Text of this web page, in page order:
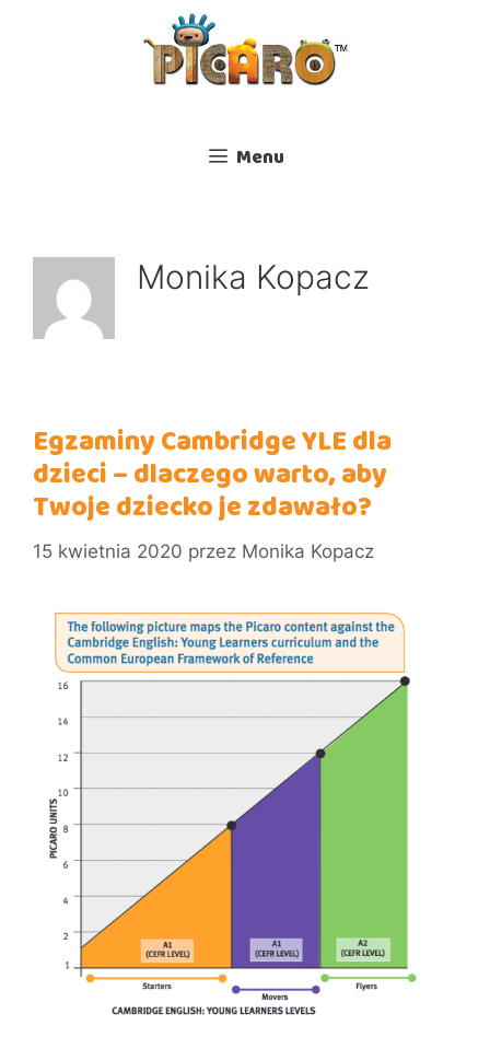
Menu
Monika Kopacz
Egzaminy Cambridge YLE dla
dzieci – dlaczego warto, aby
Twoje dziecko je zdawało?
15 kwietnia 2020 przez Monika Kopacz